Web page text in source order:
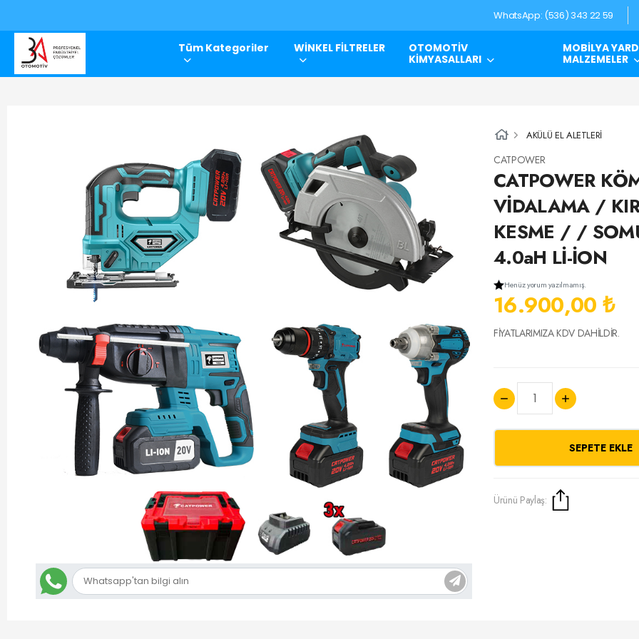
WhatsApp: (536) 343 22 59
Tüm Kategoriler WİNKEL FİLTRELER
OTOMOTİV
KİMYASALLARI
MOBİLYA
MALZEMELER
AKÜLÜ EL ALETLERİ
CATPOWER
CATPOWER
VİDALAMA /
KESME / /
4.0aH Lİ-İON
Henüz yorum yazılmamış.
16.900,00 ₺
FİYATLARIMIZA KDV DAHİLDİR.
SEPETE EKLE
Ürünü Paylaş: